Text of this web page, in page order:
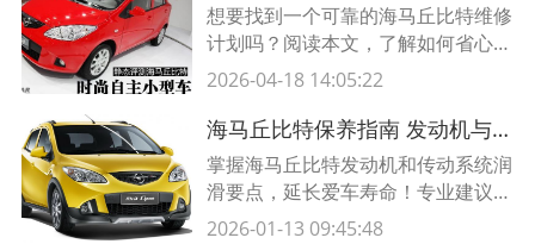
想要找到一个可靠的海马丘比特维修
计划吗？阅读本文，了解如何省心省
力地制定一份可靠的方案，以确保您
论是定期维护还是突发故障，我们提
供优质的维修服务，让您无忧无虑地
享受驾驶乐趣。
2026-04-18 14:05:22
海马丘比特保养指南 发动机与传动系统润滑全攻略
掌握海马丘比特发动机和传动系统润
滑要点，延长爱车寿命！专业建议
+润滑周期表，助您高效维护车辆性
2026-01-13 09:45:48